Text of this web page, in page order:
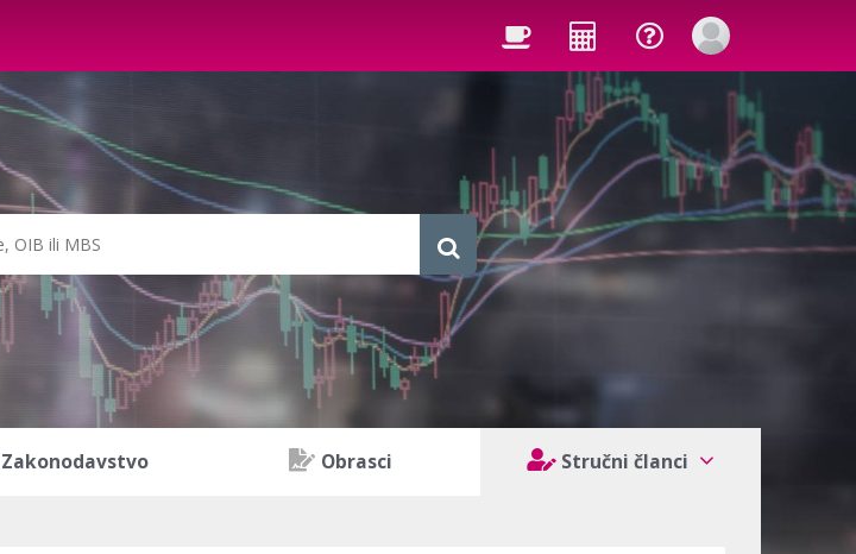
Zakonodavstvo Obrasci Stručni članci